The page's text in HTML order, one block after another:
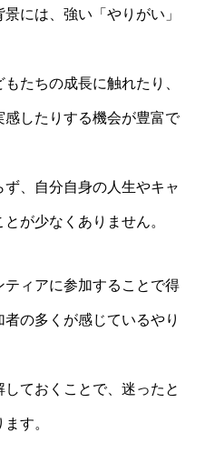
には、強い「やりがい」
たちの成長に触れたり、
したりする機会が豊富で
、自分自身の人生やキャ
が少なくありません。
ィアに参加することで得
の多くが感じているやり
ておくことで、迷ったと
す。